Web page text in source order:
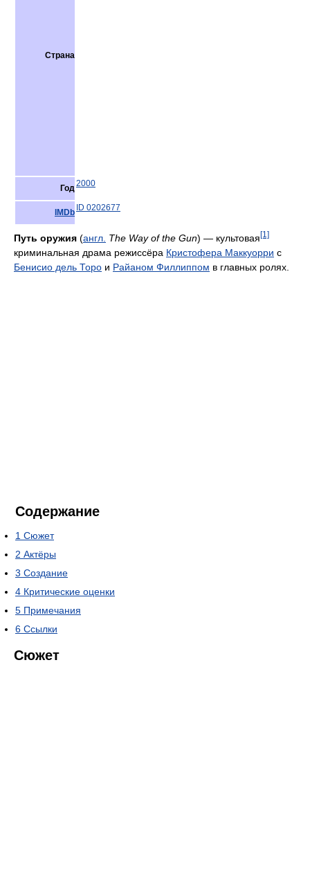
Страна
Год2000
IMDb ID 0202677
Путь оружия (англ. The Way of the Gun) — культовая[1]
криминальная драма режиссёра Кристофера Маккуорри с
Бенисио дель Торо и Райаном Филлиппом в главных ролях.
Содержание
1 Сюжет
2 Актёры
3 Создание
4 Критические оценки
5 Примечания
6 Ссылки
Сюжет